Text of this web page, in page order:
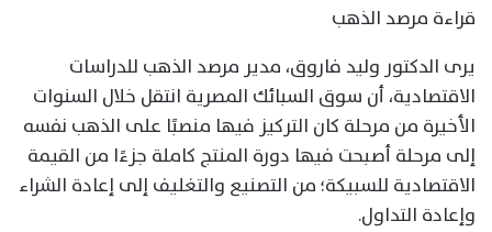
قراءة مرصد الذهب
يرى الدكتور وليد فاروق، مدير مرصد الذهب للدراسات
الاقتصادية، أن سوق السبائك المصرية انتقل خلال السنوات
الأخيرة من مرحلة كان التركيز فيها منصبًا على الذهب نفسه
إلى مرحلة أصبحت فيها دورة المنتج كاملة جزءًا من القيمة
الاقتصادية للسبيكة؛ من التصنيع والتغليف إلى إعادة الشراء
وإعادة التداول.